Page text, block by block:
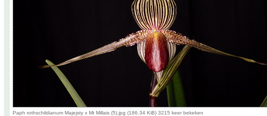
Paph rothschildianum Majejsty x Mt Millais (5).jpg (186.34 KiB) 3215 keer bekeken